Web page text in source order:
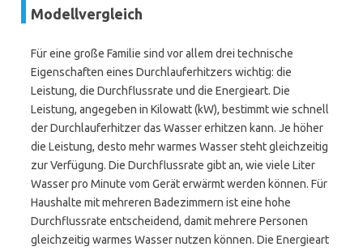
Modellvergleich
Für eine große Familie sind vor allem drei technische
Eigenschaften eines Durchlauferhitzers wichtig: die
Leistung, die Durchflussrate und die Energieart. Die
Leistung, angegeben in Kilowatt (kW), bestimmt wie schnell
der Durchlauferhitzer das Wasser erhitzen kann. Je höher
die Leistung, desto mehr warmes Wasser steht gleichzeitig
zur Verfügung. Die Durchflussrate gibt an, wie viele Liter
Wasser pro Minute vom Gerät erwärmt werden können. Für
Haushalte mit mehreren Badezimmern ist eine hohe
Durchflussrate entscheidend, damit mehrere Personen
gleichzeitig warmes Wasser nutzen können. Die Energieart